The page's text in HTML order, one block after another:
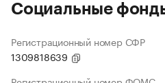
Социальные
Регистрационный номер СФР
1309818639